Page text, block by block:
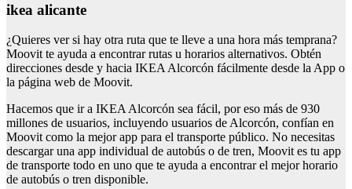
ikea alicante
¿Quieres ver si hay otra ruta que te lleve a una hora más temprana?
Moovit te ayuda a encontrar rutas u horarios alternativos. Obtén
direcciones desde y hacia IKEA Alcorcón fácilmente desde la App o
la página web de Moovit.
Hacemos que ir a IKEA Alcorcón sea fácil, por eso más de 930
millones de usuarios, incluyendo usuarios de Alcorcón, confían en
Moovit como la mejor app para el transporte público. No necesitas
descargar una app individual de autobús o de tren, Moovit es tu app
de transporte todo en uno que te ayuda a encontrar el mejor horario
de autobús o tren disponible.